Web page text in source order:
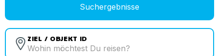
Suchergebnisse
ZIEL / OBJEKT ID